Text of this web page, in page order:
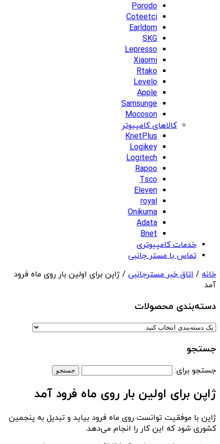
Porodo
Coteetci
Earldom
SKG
Lepresso
Xiaomi
Rtako
Levelo
Apple
Samsunge
Mocoson
کالاهای کامپیوتر
KnetPlus
Logikey
Logitech
Rapoo
Tsco
Eleven
royal
Onikuma
Adata
Bnet
خدمات کامپیوتری
تماس با مستر جانبی
خانه / اتاق خبر مسترجانبی / ژاپن برای اولین بار روی ماه فرود
آمد
دسته‌بندی‌ محصولات
جستجو
جستجو برای:
ژاپن برای اولین بار روی ماه فرود آمد
ژاپن با موفقیت توانست روی ماه فرود بیاید و تبدیل به پنجمین
کشوری شود که این کار را انجام می‌دهد.